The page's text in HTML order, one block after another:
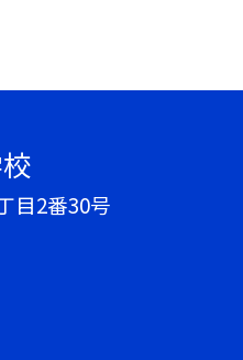
目2番30号